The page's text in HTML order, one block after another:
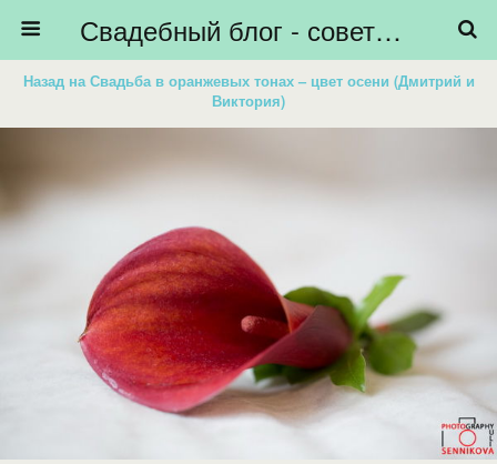
Свадебный блог - советы невестам, подготовка к свадьбе - HiBride
Назад на Свадьба в оранжевых тонах – цвет осени (Дмитрий и
Виктория)